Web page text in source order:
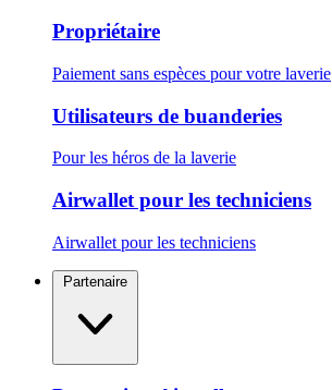
Propriétaire
Paiement sans espèces pour votre laverie
Utilisateurs de buanderies
Pour les héros de la laverie
Airwallet pour les techniciens
Airwallet pour les techniciens